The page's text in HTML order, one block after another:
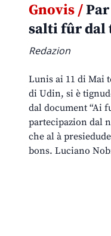
Gnovis /
salti fûr dal
Redazion
Lunis ai 11 di Mai
di Udin, si è
dal document “Ai
partecipazion dal
che al à
bons. Luciano